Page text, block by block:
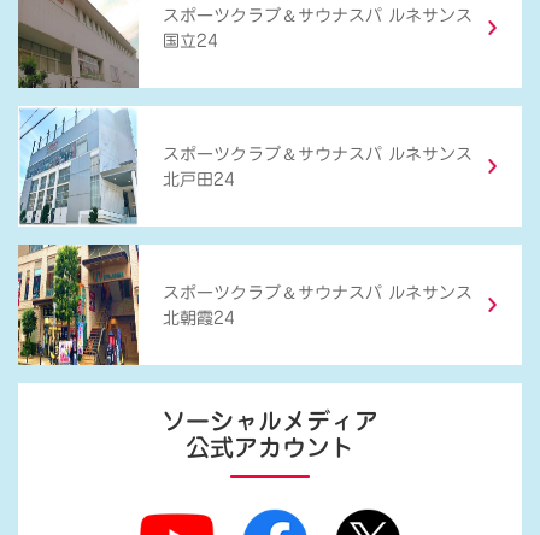
スポーツクラブ ＆ サウナスパ ルネサンス
国立24
スポーツクラブ ＆ サウナスパ ルネサンス
北戸田24
スポーツクラブ ＆ サウナスパ ルネサンス
北朝霞24
ソーシャルメディア
公式アカウント